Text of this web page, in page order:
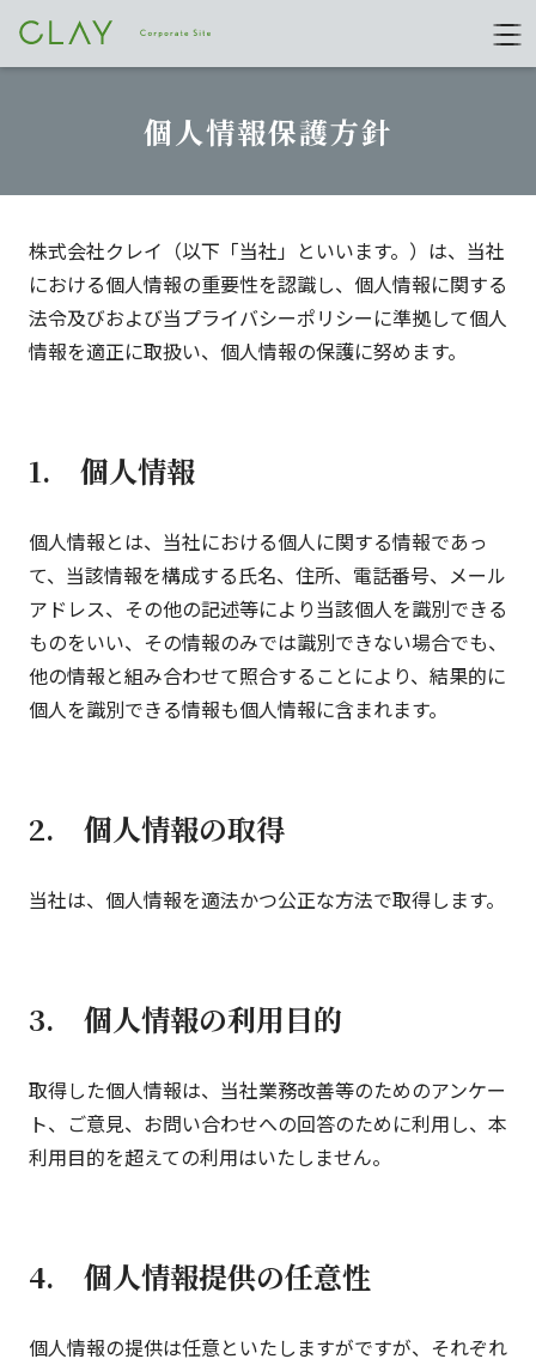
個人情報保護方針
株式会社クレイ（以下「当社」といいます。）は、当社
における個人情報の重要性を認識し、個人情報に関する
法令及びおよび当プライバシーポリシーに準拠して個人
情報を適正に取扱い、個人情報の保護に努めます。
1. 個人情報
個人情報とは、当社における個人に関する情報であっ
て、当該情報を構成する氏名、住所、電話番号、メール
アドレス、その他の記述等により当該個人を識別できる
ものをいい、その情報のみでは識別できない場合でも、
他の情報と組み合わせて照合することにより、結果的に
個人を識別できる情報も個人情報に含まれます。
2. 個人情報の取得
当社は、個人情報を適法かつ公正な方法で取得します。
3. 個人情報の利用目的
取得した個人情報は、当社業務改善等のためのアンケー
ト、ご意見、お問い合わせへの回答のために利用し、本
利用目的を超えての利用はいたしません。
4. 個人情報提供の任意性
個人情報の提供は任意といたしますがですが、それぞれ